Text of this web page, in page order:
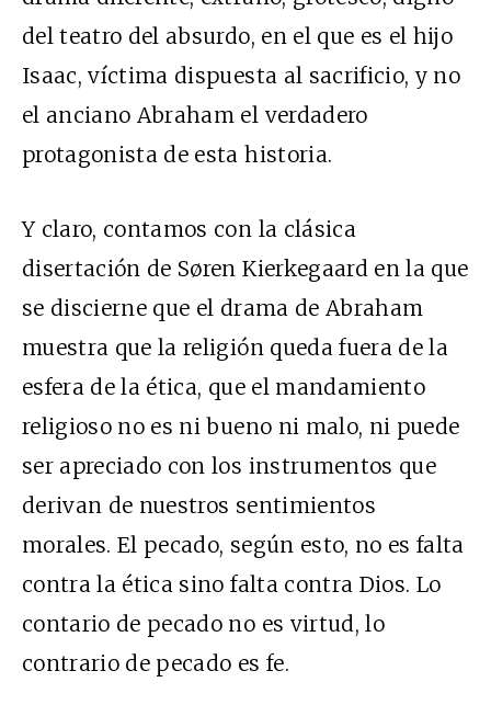
del teatro del absurdo, en el que es el hijo
Isaac, víctima dispuesta al sacrificio, y no
el anciano Abraham el verdadero
protagonista de esta historia.
Y claro, contamos con la clásica
disertación de Søren Kierkegaard en la que
se discierne que el drama de Abraham
muestra que la religión queda fuera de la
esfera de la ética, que el mandamiento
religioso no es ni bueno ni malo, ni puede
ser apreciado con los instrumentos que
derivan de nuestros sentimientos
morales. El pecado, según esto, no es falta
contra la ética sino falta contra Dios. Lo
contario de pecado no es virtud, lo
contrario de pecado es fe.